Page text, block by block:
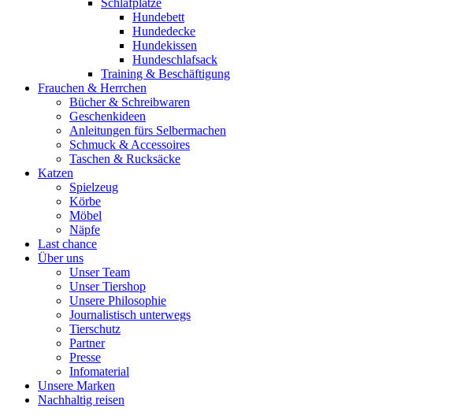
Schlafplätze
Hundebett
Hundedecke
Hundekissen
Hundeschlafsack
Training & Beschäftigung
Frauchen & Herrchen
Bücher & Schreibwaren
Geschenkideen
Anleitungen fürs Selbermachen
Schmuck & Accessoires
Taschen & Rucksäcke
Katzen
Spielzeug
Körbe
Möbel
Näpfe
Last chance
Über uns
Unser Team
Unser Tiershop
Unsere Philosophie
Journalistisch unterwegs
Tierschutz
Partner
Presse
Infomaterial
Unsere Marken
Nachhaltig reisen